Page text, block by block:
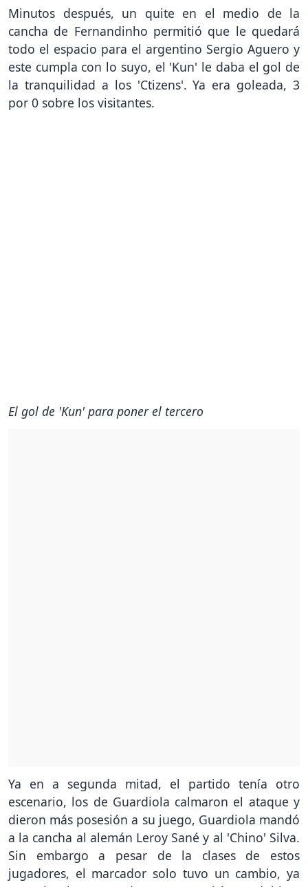
Minutos después, un quite en el medio de la
cancha de Fernandinho permitió que le quedará
todo el espacio para el argentino Sergio Aguero y
este cumpla con lo suyo, el 'Kun' le daba el gol de
la tranquilidad a los 'Ctizens'. Ya era goleada, 3
por 0 sobre los visitantes.
El gol de 'Kun' para poner el tercero
Ya en a segunda mitad, el partido tenía otro
escenario, los de Guardiola calmaron el ataque y
dieron más posesión a su juego, Guardiola mandó
a la cancha al alemán Leroy Sané y al 'Chino' Silva.
Sin embargo a pesar de la clases de estos
jugadores, el marcador solo tuvo un cambio, ya